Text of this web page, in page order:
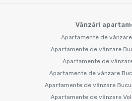
Vânzări
Apartamente de
Apartamente de vânzare
Apartamente de
Apartamente de vânzare
Apartamente de vânzare
Apartamente de vânzare